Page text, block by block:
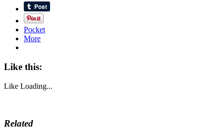
Pocket
More
Like this:
Like Loading...
Related